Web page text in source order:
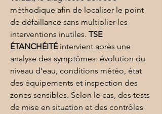
méthodique afin de localiser le point
de défaillance sans multiplier les
interventions inutiles. TSE
ÉTANCHÉITÉ intervient après une
analyse des symptômes: évolution du
niveau d’eau, conditions météo, état
des équipements et inspection des
zones sensibles. Selon le cas, des tests
de mise en situation et des contrôles